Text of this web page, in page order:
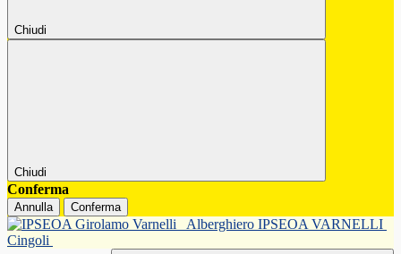
Chiudi
Chiudi
Conferma
Annulla Conferma
Alberghiero IPSEOA VARNELLI
Cingoli